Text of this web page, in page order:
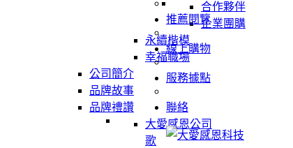
合作夥伴
企業團購
永續楷模
幸福職場
公司簡介
品牌故事
品牌禮讚
大愛感恩公司
歌
推薦閱覽
線上購物
服務據點
聯絡